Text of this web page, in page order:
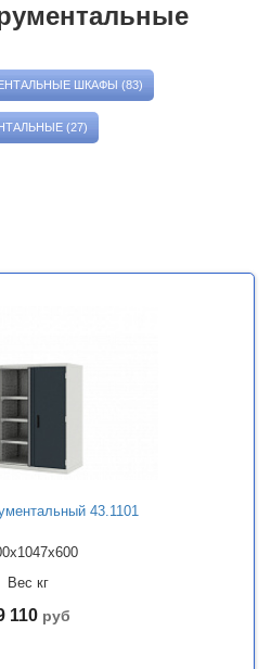
ШКАФЫ (83)
(27)
43.1101
Вес кг
110 руб